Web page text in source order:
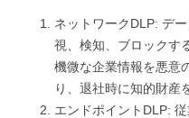
ネットワークDLP: デ
視、検知、ブロックす
機微な企業情報を悪意
り、退社時に知的財産
エンドポイントDLP: